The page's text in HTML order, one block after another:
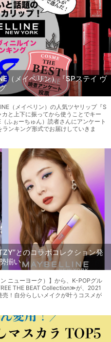
（メイベリン）『SPステイ ヴ
（メイベリン）の人気ツヤリップ『S
と上下に振ってから使うことでキー
ふぉーちゅん）読者さんにアンケート
ンキング形式でお届けしていきま
とのコラボコレクション発
揃い
ニューヨーク）】から、K-POPグル
THE BEAT Collection≫が、2021
！自分らしいメイクが叶うコスメが